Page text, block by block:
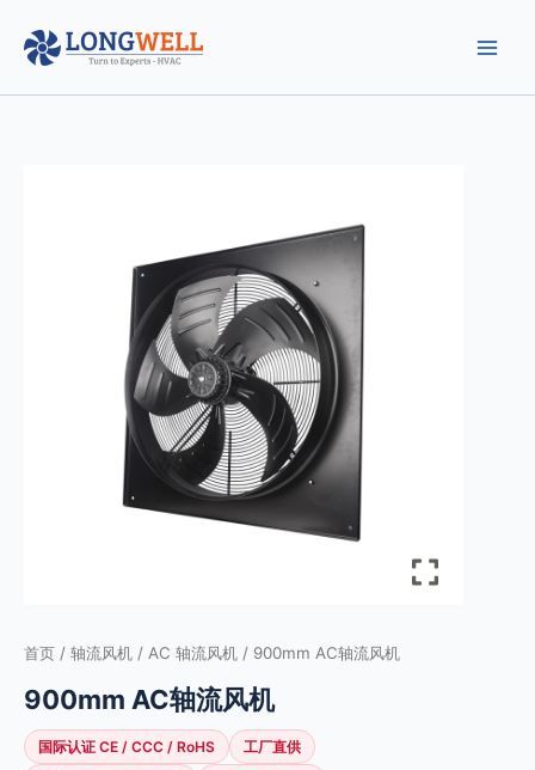
容
首页 / 轴流风机 / AC 轴流风机 / 900mm AC轴流风机
900mm AC轴流风机
国际认证 CE / CCC / RoHS
工厂直供